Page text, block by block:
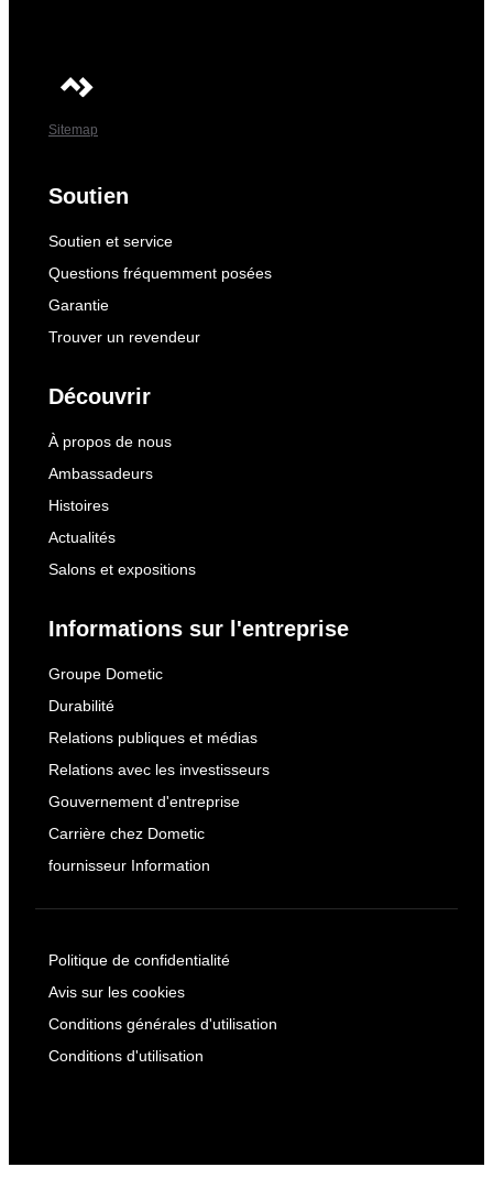
Sitemap
Soutien
Soutien et service
Questions fréquemment posées
Garantie
Trouver un revendeur
Découvrir
À propos de nous
Ambassadeurs
Histoires
Actualités
Salons et expositions
Informations sur l'entreprise
Groupe Dometic
Durabilité
Relations publiques et médias
Relations avec les investisseurs
Gouvernement d'entreprise
Carrière chez Dometic
fournisseur Information
Politique de confidentialité
Avis sur les cookies
Conditions générales d'utilisation
Conditions d'utilisation